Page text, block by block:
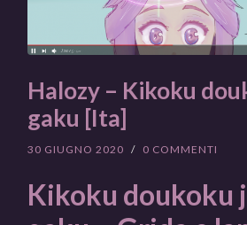
Halozy – Kikoku
gaku [Ita]
30 GIUGNO 2020 / 0 COMMENTI
Kikoku doukoku